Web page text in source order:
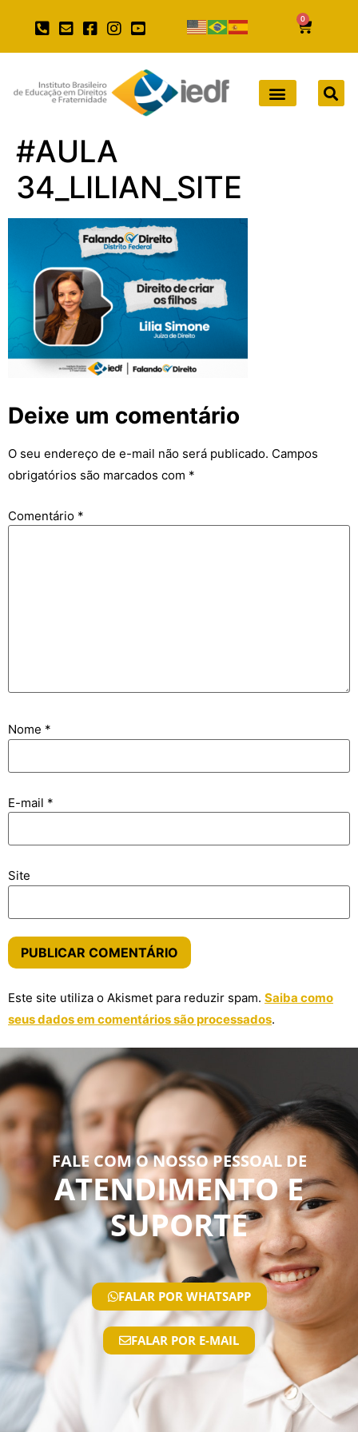
0
#AULA
34_LILIAN_SITE
Deixe um comentário
O seu endereço de e-mail não será publicado. Campos
obrigatórios são marcados com *
Comentário *
Nome *
E-mail *
Site
Este site utiliza o Akismet para reduzir spam. Saiba como
seus dados em comentários são processados.
FALE COM O NOSSO PESSOAL DE
ATENDIMENTO E
SUPORTE
FALAR POR WHATSAPP
FALAR POR E-MAIL